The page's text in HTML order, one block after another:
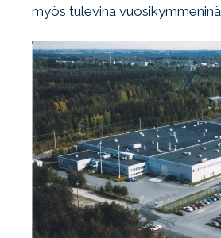
myös tulevina